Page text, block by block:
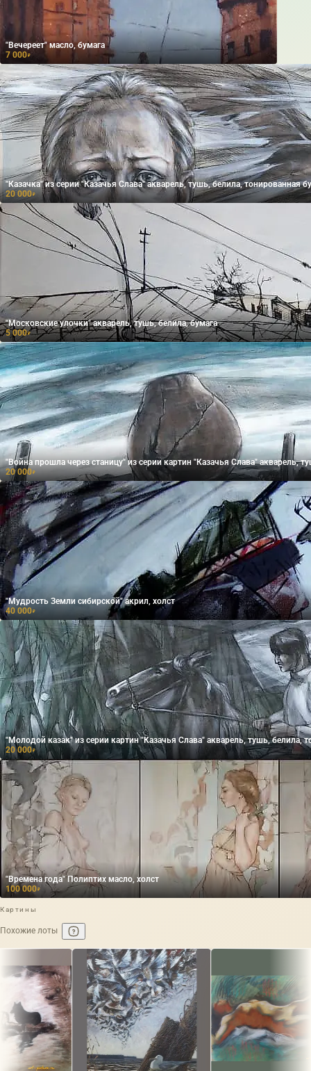
"Вечереет" масло, бумага
7 000₽
"Казачка" из серии "Казачья Слава" акварель, тушь, белила, тонированная
20 000₽
"Московские улочки" акварель, тушь, белила, бумага
5 000₽
"Война прошла через станицу" из серии картин
20 000₽
"Мудрость Земли сибирской" акрил, холст
40 000₽
"Молодой казак" из серии картин "Казачья Слава" акварель,
20 000₽
"Времена года" Полиптих масло, холст
100 000₽
Картины
Похожие лоты